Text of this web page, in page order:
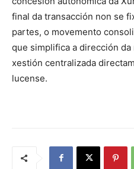
final da transacción non se
partes, o movemento
que simplifica a dirección
xestión centralizada
lucense.